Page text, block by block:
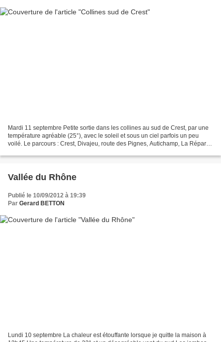
Mardi 11 septembre Petite sortie dans les collines au sud de Crest, par une
température agréable (25°), avec le soleil et sous un ciel parfois un peu
voilé. Le parcours : Crest, Divajeu, route des Pignes, Autichamp, La Répara
Vallée du Rhône
Publié le 10/09/2012 à 19:39
Par Gerard BETTON
Lundi 10 septembre La chaleur est étouffante lorsque je quitte la maison à